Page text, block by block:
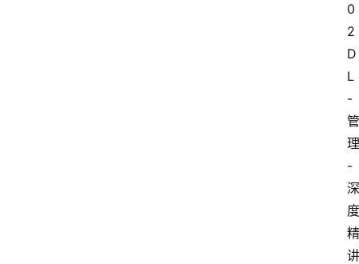
0
2
D
L
-
管
理
-
深
度
精
讲